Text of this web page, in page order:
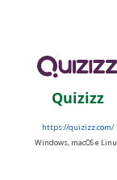
Quizizz
https://quizizz.com/
Windows, macOS e